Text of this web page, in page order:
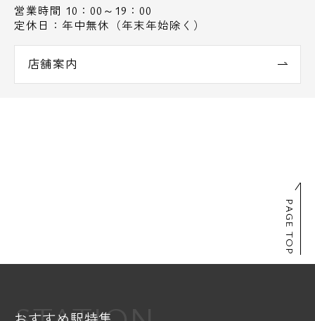
営業時間 10：00～19：00
定休日：年中無休（年末年始除く）
店舗案内
PAGE TOP